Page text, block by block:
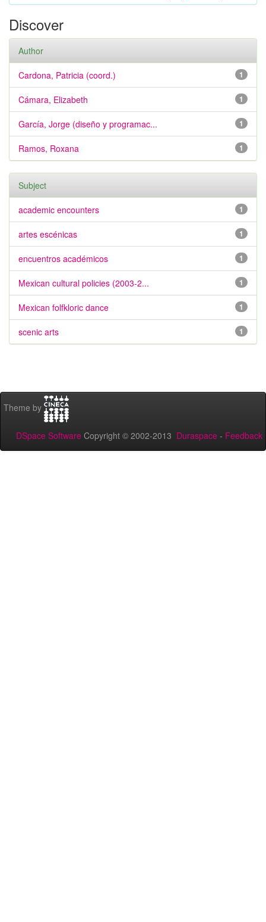
Discover
Author
1
Cardona, Patricia (coord.)
1
Cámara, Elizabeth
1
García, Jorge (diseño y programac...
1
Ramos, Roxana
Subject
1
academic encounters
1
artes escénicas
1
encuentros académicos
1
Mexican cultural policies (2003-2...
1
Mexican folfkloric dance
1
scenic arts
Theme by
DSpace Software Copyright © 2002-2013 Duraspace - Feedback